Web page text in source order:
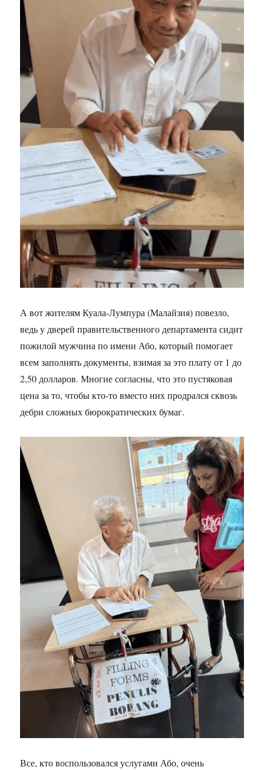
А вот жителям Куала-Лумпура (Малайзия) повезло,
ведь у дверей правительственного департамента сидит
пожилой мужчина по имени Або, который помогает
всем заполнять документы, взимая за это плату от 1 до
2,50 долларов. Многие согласны, что это пустяковая
цена за то, чтобы кто-то вместо них продрался сквозь
дебри сложных бюрократических бумаг.
Все, кто воспользовался услугами Або, очень